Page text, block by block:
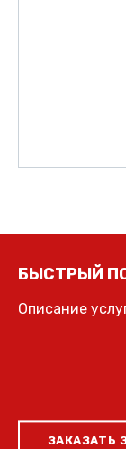
БЫСТРЫЙ
Описание
ЗАКАЗАТЬ